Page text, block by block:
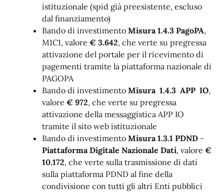
istituzionale (spid già preesistente, escluso
dal finanziamento)
Bando di investimento Misura 1.4.3 PagoPA,
M1C1, valore € 3.642, che verte su pregressa
attivazione del portale per il ricevimento di
pagementi tramite la piattaforma nazionale di
PAGOPA
Bando di investimento Misura 1.4.3 APP IO,
valore € 972, che verte su pregressa
attivazione della messaggistica APP IO
tramite il sito web istituzionale
Bando di investimento Misura 1.3.1 PDND -
Piattaforma Digitale Nazionale Dati, valore €
10.172, che verte sulla trasmissione di dati
sulla piattaforma PDND al fine della
condivisione con tutti gli altri Enti pubblici